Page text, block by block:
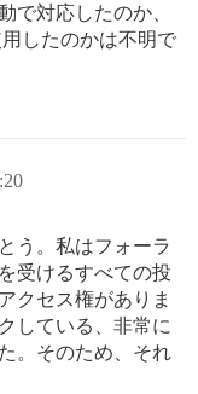
で対応したのか、
用したのかは不明で
う。私はフォーラ
受けるすべての投
クセス権がありま
している、非常に
。そのため、それ